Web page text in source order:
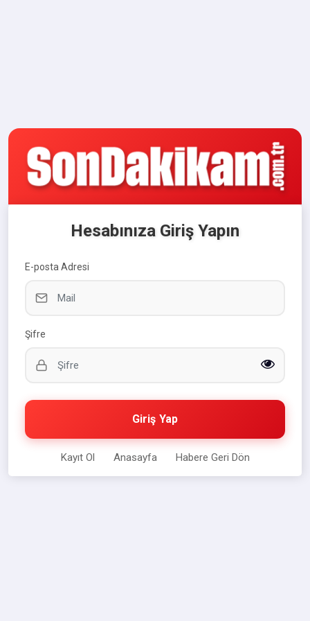
Hesabınıza Giriş Yapın
E-posta Adresi
Şifre
Giriş Yap
Kayıt Ol Anasayfa Habere Geri Dön